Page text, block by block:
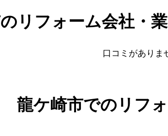
リフォーム会社・業
口コミがありま
龍ケ崎市でのリフ